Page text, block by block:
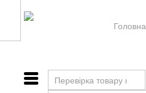
Головна